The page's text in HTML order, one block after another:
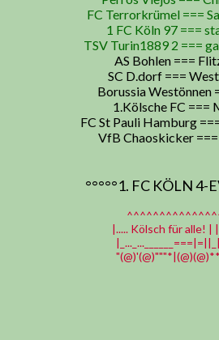
FC Terrorkrümel ===
1 FC Köln 97 ===
TSV Turin1889 2 ===
AS Bohlen ===
SC D.dorf ===
Borussia Westönnen
1.Kölsche FC ===
FC St Pauli Hamburg
VfB Chaoskicker
°°°°°1. FC KÖLN 4-
|..... Kölsch für alle! |